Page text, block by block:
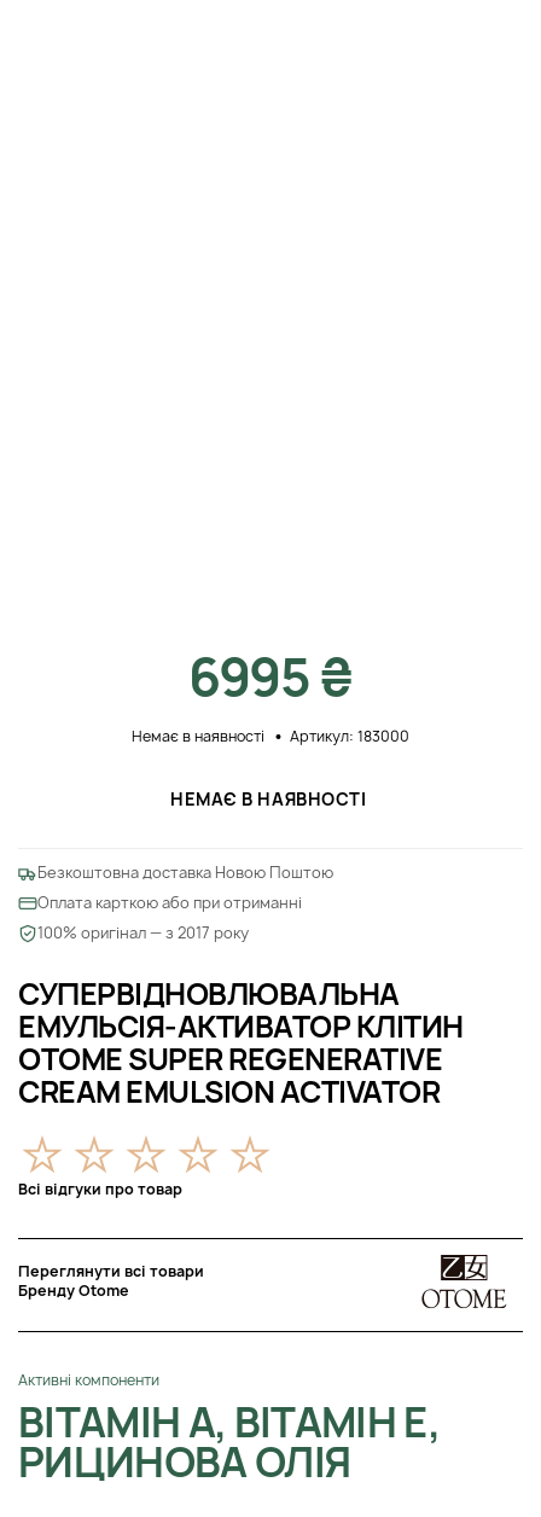
СУПЕРВІДНОВЛЮВАЛЬНА
ЕМУЛЬСІЯ-АКТИВАТОР КЛІТИН
OTOME SUPER REGENERATIVE
CREAM EMULSION ACTIVATOR
Всі відгуки про товар
Переглянути всі товари
Бренду Otome
Активні компоненти
ВІТАМІН А, ВІТАМІН Е,
РИЦИНОВА ОЛІЯ
6995 ₴
Немає в наявності Артикул: 183000
НЕМАЄ В НАЯВНОСТІ
Безкоштовна доставка Новою Поштою
Оплата карткою або при отриманні
100% оригінал — з 2017 року